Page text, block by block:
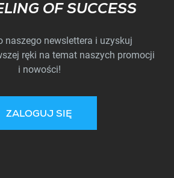
Subscribe
OF SUCCESS
naszego newslettera i uzyskuj
ręki na temat naszych promocji
i nowości!
ZALOGUJ SIĘ